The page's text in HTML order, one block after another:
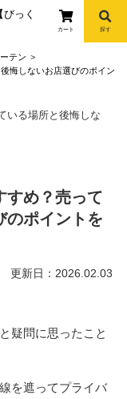
カート 探す
テン
悔しないお店選びのポイン
すめ？売って
のポイントを
更新日：2026.02.03
疑問に思ったこと
を遮ってプライバ